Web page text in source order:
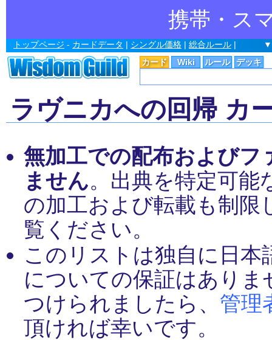
携帯・ス
カード Wiki ルール デッキ
トップページ - カードデータ | シングル価格 | 総合ルール |
ラヴニカへの回帰 カ
無加工での配布およびフ
ません。出典を特定可能
の加工および転載も制限
覧ください。
このリストは独自に日
についての保証はあり
つけられましたら、 管理
頂ければ幸いです。